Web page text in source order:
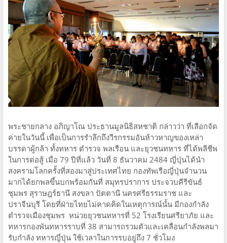
พระชายกลาง อภิญาโณ ประธานมูลนิธิสหชาติ กล่าวว่า ที่เลือกจัด
ค่ายในวันนี้ เพื่อเป็นการรำลึกถึงวีรกรรมอันห้าวหาญของเหล่า
บรรดาผู้กล้า ทั้งทหาร ตำรวจ พลเรือน และยุวชนทหาร ที่ได้พลีชีพ
ในการต่อสู้ เมื่อ 79 ปีที่แล้ว วันที่ 8 ธันวาคม 2484 ญี่ปุ่นได้นำ
สงครามโลกครั้งที่สองมาสู่ประเทศไทย กองทัพเรือญี่ปุ่นจำนวน
มากได้ยกพลขึ้นบกพร้อมกันที่ สมุทรปราการ ประจวบคีรีขันธ์
ชุมพร สุราษฎร์ธานี สงขลา ปัตตานี นครศรีธรรมราช และ
ปราจีนบุรี โดยที่ฝ่ายไทยไม่คาดคิดในเหตุการณ์นั้น มีกองกำลัง
ตำรวจเมืองชุมพร หน่วยยุวชนทหารที่ 52 โรงเรียนศรียาภัย และ
ทหารกองพันทหารราบที่ 38 สามารถรวมตัวและเคลื่อนกำลังพลมา
รับกำลัง ทหารญี่ปุ่น ใช้เวลาในการรบอยู่ถึง 7 ชั่วโมง